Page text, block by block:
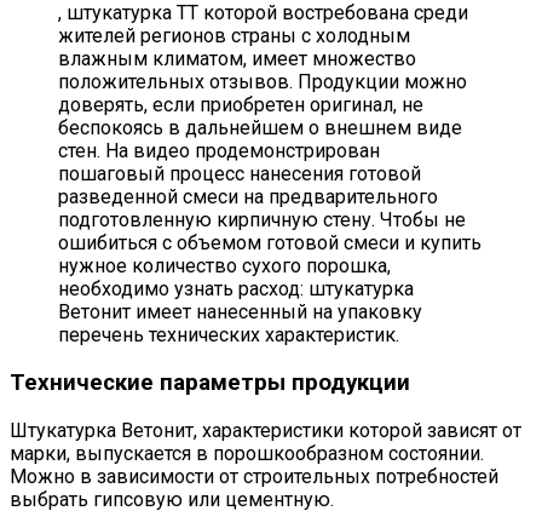
, штукатурка ТТ которой востребована среди
жителей регионов страны с холодным
влажным климатом, имеет множество
положительных отзывов. Продукции можно
доверять, если приобретен оригинал, не
беспокоясь в дальнейшем о внешнем виде
стен. На видео продемонстрирован
пошаговый процесс нанесения готовой
разведенной смеси на предварительного
подготовленную кирпичную стену. Чтобы не
ошибиться с объемом готовой смеси и купить
нужное количество сухого порошка,
необходимо узнать расход: штукатурка
Ветонит имеет нанесенный на упаковку
перечень технических характеристик.
Технические параметры продукции
Штукатурка Ветонит, характеристики которой зависят от
марки, выпускается в порошкообразном состоянии.
Можно в зависимости от строительных потребностей
выбрать гипсовую или цементную.